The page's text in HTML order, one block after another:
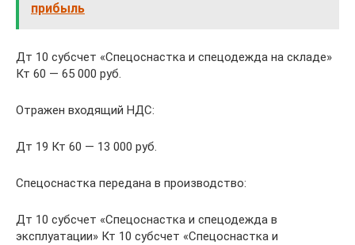
прибыль
Дт 10 субсчет «Спецоснастка и спецодежда на складе»
Кт 60 — 65 000 руб.
Отражен входящий НДС:
Дт 19 Кт 60 — 13 000 руб.
Спецоснастка передана в производство:
Дт 10 субсчет «Спецоснастка и спецодежда в
эксплуатации» Кт 10 субсчет «Спецоснастка и